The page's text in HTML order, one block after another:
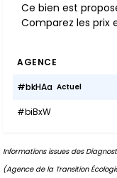
Ce bien est
Comparez les prix
AGENCE
#bkHAa Actuel
#biBxW
Informations issues des
(Agence de la Transition